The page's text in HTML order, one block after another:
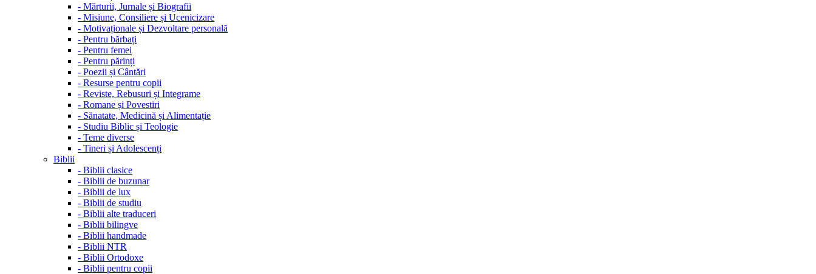
- Mărturii, Jurnale și Biografii
- Misiune, Consiliere și Ucenicizare
- Motivaționale și Dezvoltare personală
- Pentru bărbați
- Pentru femei
- Pentru părinți
- Poezii și Cântări
- Resurse pentru copii
- Reviste, Rebusuri și Integrame
- Romane și Povestiri
- Sănatate, Medicină și Alimentație
- Studiu Biblic și Teologie
- Teme diverse
- Tineri și Adolescenți
Biblii
- Biblii clasice
- Biblii de buzunar
- Biblii de lux
- Biblii de studiu
- Biblii alte traduceri
- Biblii bilingve
- Biblii handmade
- Biblii NTR
- Biblii Ortodoxe
- Biblii pentru copii